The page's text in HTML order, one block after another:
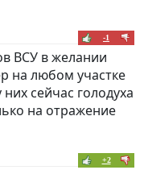
-1
ВСУ в желании
на любом участке
сейчас голодуха
на отражение
+2